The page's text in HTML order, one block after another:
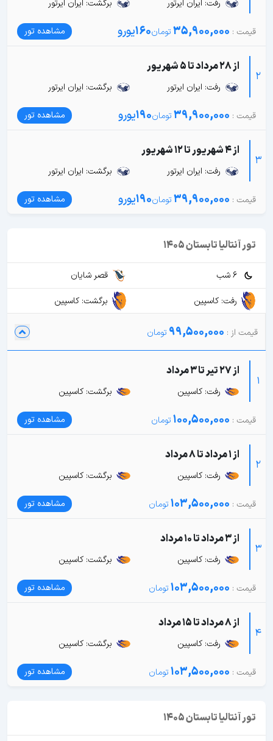
رفت: ایران ایرتور برگشت: ایران ایرتور
35,900,000
160یورو مشاهده تور
2
از 28 مرداد تا 5 شهریور
رفت: ایران ایرتور برگشت: ایران ایرتور
39,900,000
190یورو مشاهده تور
3
از 4 شهریور تا 12 شهریور
رفت: ایران ایرتور برگشت: ایران ایرتور
39,900,000
190یورو مشاهده تور
تور آنتالیا تابستان 1405
6 شب
قصر شایان
رفت: کاسپین
برگشت: کاسپین
99,500,000
1
از 27 تیر تا 3 مرداد
رفت: کاسپین برگشت: کاسپین
100,500,000 مشاهده تور
2
از 1 مرداد تا 8 مرداد
رفت: کاسپین برگشت: کاسپین
103,500,000 مشاهده تور
3
از 3 مرداد تا 10 مرداد
رفت: کاسپین برگشت: کاسپین
103,500,000 مشاهده تور
4
از 8 مرداد تا 15 مرداد
رفت: کاسپین برگشت: کاسپین
103,500,000 مشاهده تور
تور آنتالیا تابستان 1405